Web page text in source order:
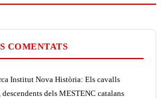
COMENTATS
Institut Nova Història: Els cavalls
dels MESTENC catalans